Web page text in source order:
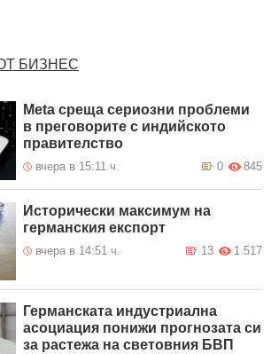
БИЗНЕС
Meta среща сериозни проблеми
в преговорите с индийското
правителство
вчера в 15:11 ч. 845
0
Исторически максимум на
германския експорт
вчера в 14:51 ч. 1 517
13
Германската индустриална
асоциация понижи прогнозата си
за растежа на световния БВП